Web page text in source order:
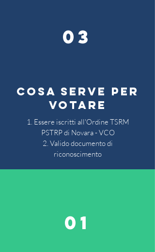
03
cosa serve per
votare
Essere iscritti all'Ordine TSRM
PSTRP di Novara - VCO
Valido documento di
riconoscimento
01